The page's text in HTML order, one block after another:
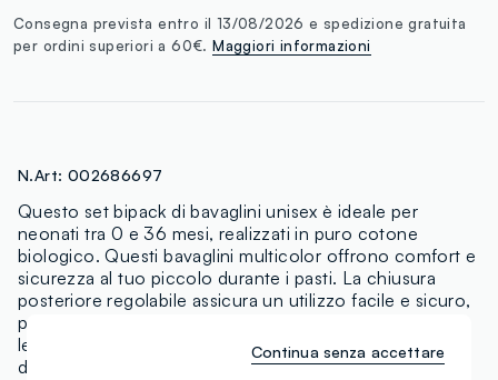
Consegna prevista entro il 13/08/2026 e spedizione gratuita
per ordini superiori a 60€.Maggiori informazioni
N.Art: 002686697
Questo set bipack di bavaglini unisex è ideale per
neonati tra 0 e 36 mesi, realizzati in puro cotone
biologico. Questi bavaglini multicolor offrono comfort e
sicurezza al tuo piccolo durante i pasti. La chiusura
posteriore regolabile assicura un utilizzo facile e sicuro,
proteggendo efficacemente i vestiti. I simpatici motivi e
le scritte ricamate aggiungono un tocco di dolcezza al
design funzionale e pratico.
Continua senza accettare